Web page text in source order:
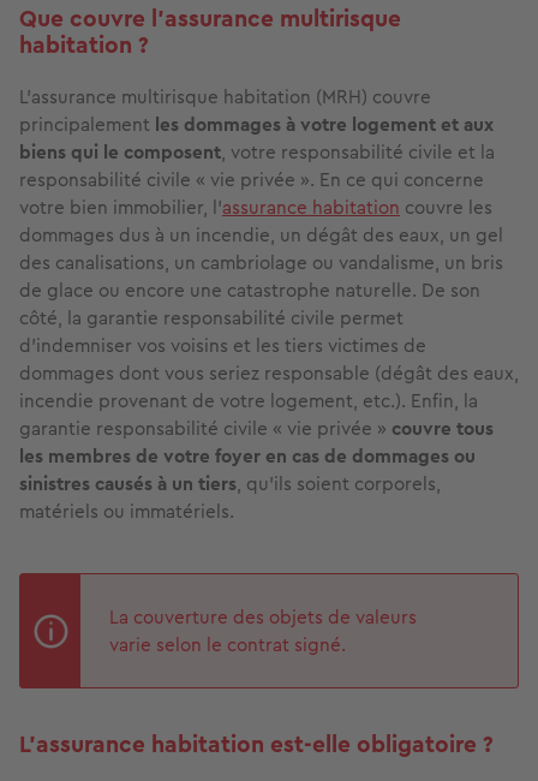
Que couvre l’assurance multirisque
habitation ?
L’assurance multirisque habitation (MRH) couvre
principalement les dommages à votre logement et aux
biens qui le composent, votre responsabilité civile et la
responsabilité civile « vie privée ». En ce qui concerne
votre bien immobilier, l’assurance habitation couvre les
dommages dus à un incendie, un dégât des eaux, un gel
des canalisations, un cambriolage ou vandalisme, un bris
de glace ou encore une catastrophe naturelle. De son
côté, la garantie responsabilité civile permet
d'indemniser vos voisins et les tiers victimes de
dommages dont vous seriez responsable (dégât des eaux,
incendie provenant de votre logement, etc.). Enfin, la
garantie responsabilité civile « vie privée » couvre tous
les membres de votre foyer en cas de dommages ou
sinistres causés à un tiers, qu’ils soient corporels,
matériels ou immatériels.
La couverture des objets de valeurs
varie selon le contrat signé.
L’assurance habitation est-elle obligatoire ?